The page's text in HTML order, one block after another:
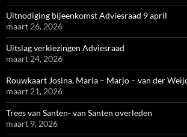
Uitnodiging bijeenkomst Adviesraad 9 april
maart 26, 2026
Uitslag verkiezingen Adviesraad
maart 24, 2026
Rouwkaart Josina, Maria – Marjo – van der
maart 21, 2026
Trees van Santen- van Santen overleden
maart 9, 2026